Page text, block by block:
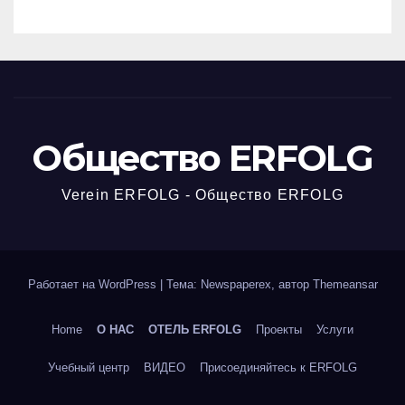
Общество ERFOLG
Verein ERFOLG - Общество ERFOLG
Работает на WordPress Тема: Newspaperex, автор Themeansar
Home О НАС ОТЕЛЬ ERFOLG Проекты Услуги
Учебный центр ВИДЕО Присоединяйтесь к ERFOLG